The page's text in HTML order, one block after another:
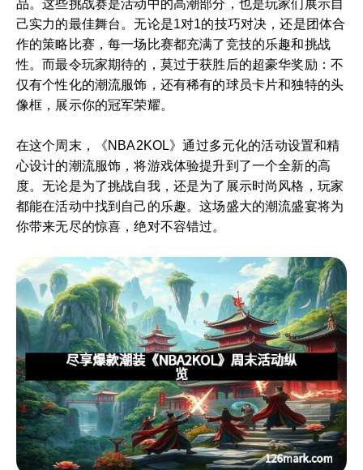
品。这些挑战赛是活动中的高潮部分，也是玩家们展示自
己实力的最佳舞台。无论是1对1的技巧对决，还是团体合
作的策略比赛，每一场比赛都充满了竞技的乐趣和挑战
性。而最令玩家期待的，莫过于获胜后的超豪华奖励：不
仅有个性化的潮流服饰，还有稀有的球员卡片和独特的头
像框，展示你的冠军荣耀。
在这个周末，《NBA2KOL》通过多元化的活动设置和精
心设计的潮流服饰，将游戏体验提升到了一个全新的高
度。无论是为了挑战自我，还是为了展示时尚风格，玩家
都能在活动中找到自己的乐趣。这场盛大的潮流盛宴将为
你带来无尽的惊喜，绝对不容错过。